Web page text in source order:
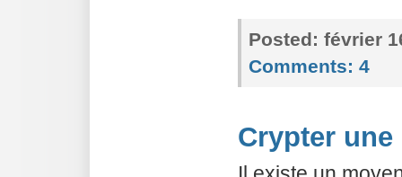
Posted: février
Comments: 4
Crypter une